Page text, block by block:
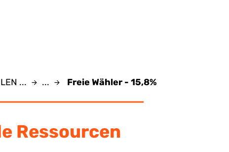
... ... Freie Wähler - 15,8%
Ressourcen